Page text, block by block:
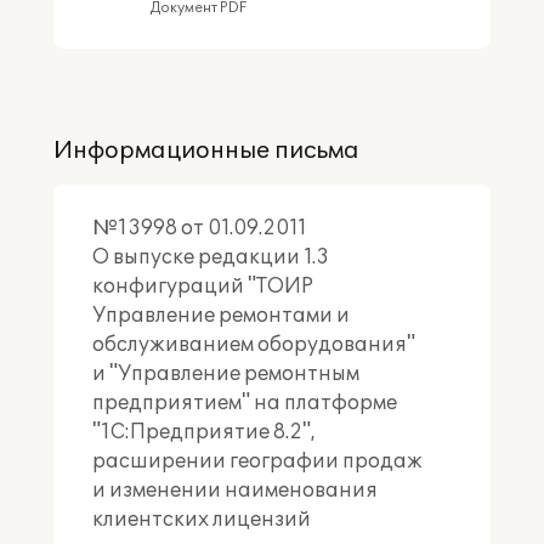
Продукты линейки решений
1С:ТОИР Управление ремонтами и
Подробное описание
Документ PDF
Информационные письма
№13998 от 01.09.2011
О выпуске редакции 1.3
конфигураций "ТОИР
Управление ремонтами и
обслуживанием оборудования"
и "Управление ремонтным
предприятием" на платформе
"1С:Предприятие 8.2",
расширении географии продаж
и изменении наименования
клиентских лицензий